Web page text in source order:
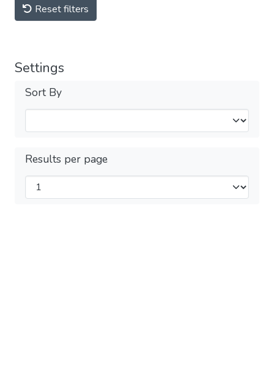
Reset filters
Settings
Sort By
Results per page